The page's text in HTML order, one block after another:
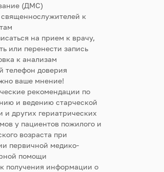
(ДМС)
к
на прием к врачу,
или перенести запись
к анализам
телефон доверия
ваше мнение!
рекомендации по
и ведению старческой
и других гериатрических
у пациентов пожилого и
возраста при
первичной медико-
помощи
получения информации о